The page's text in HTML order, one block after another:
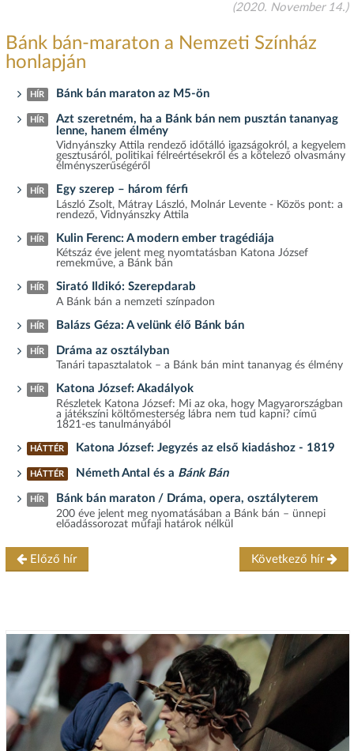
(2020. November 14.)
Bánk bán-maraton a Nemzeti Színház
honlapján
HÍR Bánk bán maraton az M5-ön
HÍR
Azt szeretném, ha a Bánk bán nem pusztán tananyag
lenne, hanem élmény
Vidnyánszky Attila rendező időtálló igazságokról, a kegyelem
gesztusáról, politikai félreértésekről és a kötelező olvasmány
élményszerűségéről
HÍR Egy szerep – három férfi
László Zsolt, Mátray László, Molnár Levente - Közös pont: a
rendező, Vidnyánszky Attila
HÍR Kulin Ferenc: A modern ember tragédiája
Kétszáz éve jelent meg nyomtatásban Katona József
remekműve, a Bánk bán
HÍR Sirató Ildikó: Szerepdarab
A Bánk bán a nemzeti színpadon
HÍR Balázs Géza: A velünk élő Bánk bán
HÍR Dráma az osztályban
Tanári tapasztalatok – a Bánk bán mint tananyag és élmény
HÍR Katona József: Akadályok
Részletek Katona József: Mi az oka, hogy Magyarországban
a játékszíni költőmesterség lábra nem tud kapni? című
1821-es tanulmányából
HÁTTÉR Katona József: Jegyzés az első kiadáshoz - 1819
HÁTTÉR Németh Antal és a Bánk Bán
HÍR Bánk bán maraton / Dráma, opera, osztályterem
200 éve jelent meg nyomatásában a Bánk bán – ünnepi
előadássorozat műfaji határok nélkül
Előző hír Következő hír